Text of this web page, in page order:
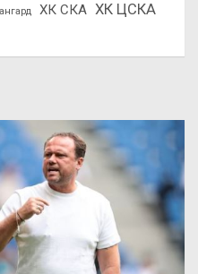
ХК СКА ХК ЦСКА